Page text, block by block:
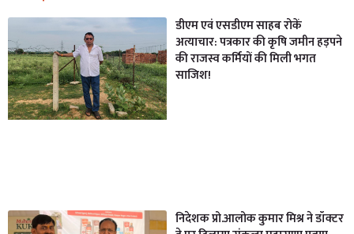
डीएम एवं एसडीएम साहब रोकें
अत्याचार: पत्रकार की कृषि जमीन हड़पने
की राजस्व कर्मियों की मिली भगत
साजिश!
निदेशक प्रो.आलोक कुमार मिश्र ने डॉक्टर